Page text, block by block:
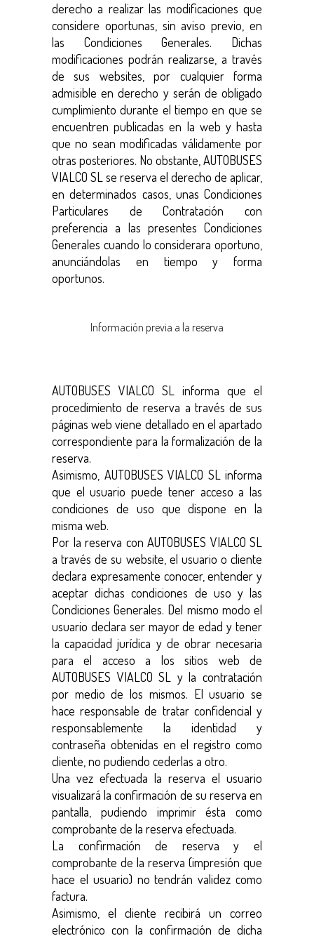
derecho a realizar las modificaciones que
considere oportunas, sin aviso previo, en
las Condiciones Generales. Dichas
modificaciones podrán realizarse, a través
de sus websites, por cualquier forma
admisible en derecho y serán de obligado
cumplimiento durante el tiempo en que se
encuentren publicadas en la web y hasta
que no sean modificadas válidamente por
otras posteriores. No obstante, AUTOBUSES
VIALCO SL se reserva el derecho de aplicar,
en determinados casos, unas Condiciones
Particulares de Contratación con
preferencia a las presentes Condiciones
Generales cuando lo considerara oportuno,
anunciándolas en tiempo y forma
oportunos.
Información previa a la reserva
AUTOBUSES VIALCO SL informa que el
procedimiento de reserva a través de sus
páginas web viene detallado en el apartado
correspondiente para la formalización de la
reserva.
Asimismo, AUTOBUSES VIALCO SL informa
que el usuario puede tener acceso a las
condiciones de uso que dispone en la
misma web.
Por la reserva con AUTOBUSES VIALCO SL
a través de su website, el usuario o cliente
declara expresamente conocer, entender y
aceptar dichas condiciones de uso y las
Condiciones Generales. Del mismo modo el
usuario declara ser mayor de edad y tener
la capacidad jurídica y de obrar necesaria
para el acceso a los sitios web de
AUTOBUSES VIALCO SL y la contratación
por medio de los mismos. El usuario se
hace responsable de tratar confidencial y
responsablemente la identidad y
contraseña obtenidas en el registro como
cliente, no pudiendo cederlas a otro.
Una vez efectuada la reserva el usuario
visualizará la confirmación de su reserva en
pantalla, pudiendo imprimir ésta como
comprobante de la reserva efectuada.
La confirmación de reserva y el
comprobante de la reserva (impresión que
hace el usuario) no tendrán validez como
factura.
Asimismo, el cliente recibirá un correo
electrónico con la confirmación de dicha